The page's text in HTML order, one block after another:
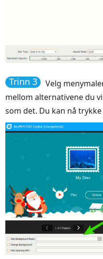
Trinn 3
Velg
mellom alternativene du
som det. Du kan nå trykke